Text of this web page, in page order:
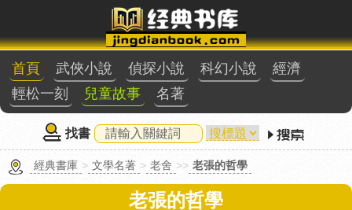
首頁 武俠小說 偵探小說 科幻小說
經濟
輕松一刻
兒童故事 名著
找書
經典書庫 > 文學名著 > 老舍 >> 老張的哲學
老張的哲學